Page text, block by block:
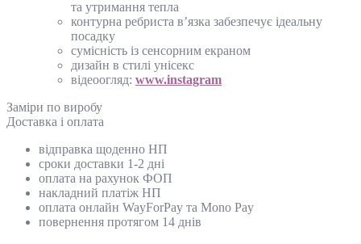
та утримання тепла
контурна ребриста в’язка забезпечує ідеальну
посадку
сумісність із сенсорним екраном
дизайн в стилі унісекс
відеоогляд: www.instagram
Замiри по виробу
Доставка і оплата
відправка щоденно НП
сроки доставки 1-2 дні
оплата на рахунок ФОП
накладний платіж НП
оплата онлайн WayForPay та Mono Pay
повернення протягом 14 днів